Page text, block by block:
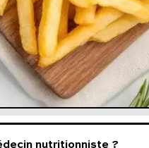
nutritionniste ?